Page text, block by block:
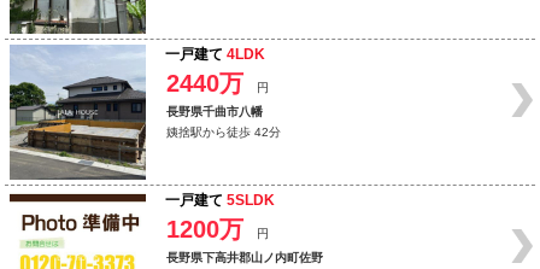
一戸建て 4LDK
2440万
円
長野県千曲市八幡
姨捨駅から徒歩 42分
一戸建て 5SLDK
1200万
円
長野県下高井郡山ノ内町佐野